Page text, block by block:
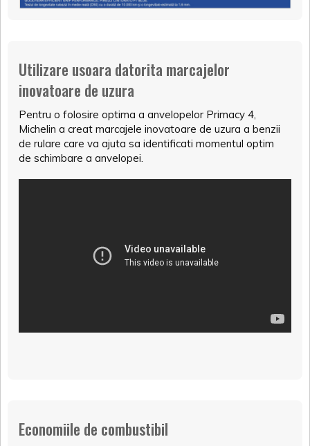
Utilizare usoara datorita marcajelor
inovatoare de uzura
Pentru o folosire optima a anvelopelor Primacy 4,
Michelin a creat marcajele inovatoare de uzura a benzii
de rulare care va ajuta sa identificati momentul optim
de schimbare a anvelopei.
Economiile de combustibil